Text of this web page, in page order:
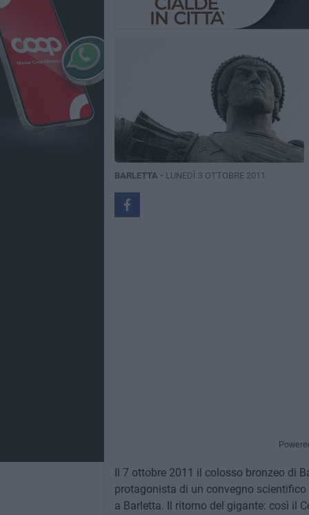
BARLETTA - LUNEDÌ 3 OTTOBRE 2011
Il 7 ottobre 2011 il colosso bronzeo di
protagonista di un convegno
a Barletta. Il ritorno del gigante: così il